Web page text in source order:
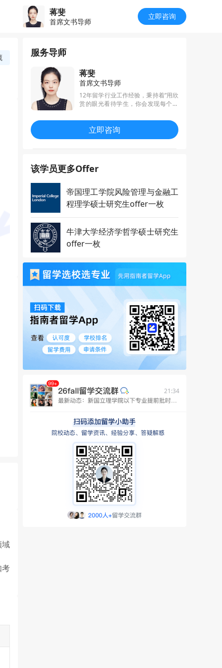
蒋斐
首席文书导师
立即咨询
考
服务导师
蒋斐
首席文书导师
12年留学行业工作经验，秉持着“用欣
赏的眼光看待学生，你会发现每个人
生打造个性化的文书，精通金工金
数、商科文书写作，曾帮助学生收获
MIT、加州伯克利、芝加哥、哥大、
立即咨询
该学员更多Offer
帝国理工学院风险管理与金融工
程理学硕士研究生offer一枚
牛津大学经济学哲学硕士研究生
offer一枚
21:34